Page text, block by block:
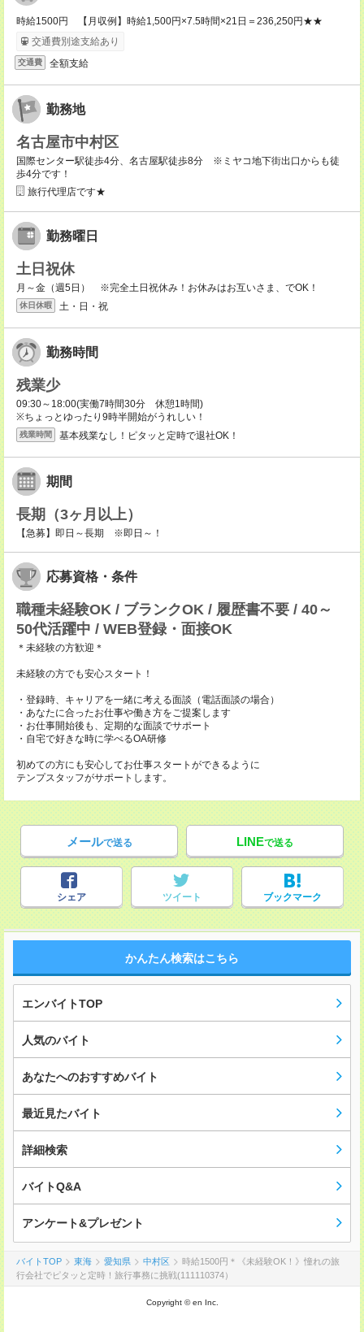
時給1500円 【月収例】時給1,500円×7.5時間×21日＝236,250円★★
交通費別途支給あり
交通費 全額支給
勤務地
名古屋市中村区
国際センター駅徒歩4分、名古屋駅徒歩8分 ※ミヤコ地下街出口からも徒
歩4分です！
旅行代理店です★
勤務曜日
土日祝休
月～金（週5日） ※完全土日祝休み！お休みはお互いさま、でOK！
休日休暇 土・日・祝
勤務時間
残業少
09:30～18:00(実働7時間30分 休憩1時間)
※ちょっとゆったり9時半開始がうれしい！
残業時間 基本残業なし！ピタッと定時で退社OK！
期間
長期（3ヶ月以上）
【急募】即日～長期 ※即日～！
応募資格・条件
職種未経験OK / ブランクOK / 履歴書不要 / 40～
50代活躍中 / WEB登録・面接OK
＊未経験の方歓迎＊
未経験の方でも安心スタート！
・登録時、キャリアを一緒に考える面談（電話面談の場合）
・あなたに合ったお仕事や働き方をご提案します
・お仕事開始後も、定期的な面談でサポート
・自宅で好きな時に学べるOA研修
初めての方にも安心してお仕事スタートができるように
テンプスタッフがサポートします。
メールで送る LINEで送る
シェア ツイート ブックマーク
かんたん検索はこちら
エンバイトTOP
人気のバイト
あなたへのおすすめバイト
最近見たバイト
詳細検索
バイトQ&A
アンケート&プレゼント
バイトTOP 東海 愛知県 中村区
時給1500円＊《未経験OK！》憧れの旅
行会社でピタッと定時！旅行事務に挑戦(111110374）
Copyright © en Inc.